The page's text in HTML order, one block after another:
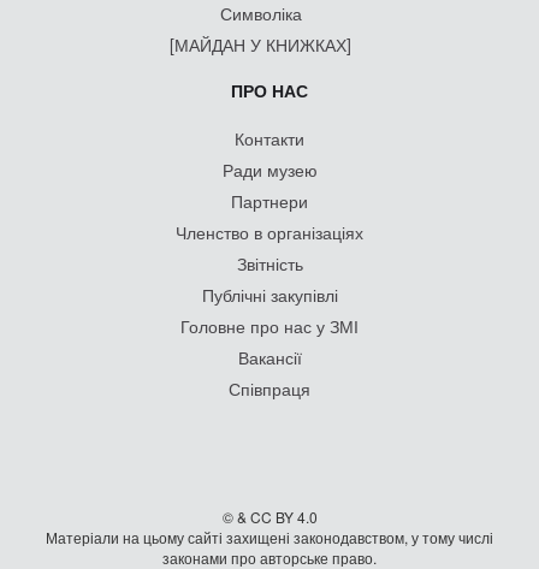
Символіка
[МАЙДАН У КНИЖКАХ]
ПРО НАС
Контакти
Ради музею
Партнери
Членство в організаціях
Звітність
Публічні закупівлі
Головне про нас у ЗМІ
Вакансії
Співпраця
© & CC BY 4.0
Матеріали на цьому сайті захищені законодавством, у тому числі
законами про авторське право.